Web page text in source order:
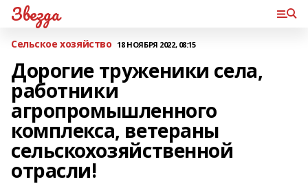
Звезда
Сельское хозяйство 18 НОЯБРЯ 2022, 08:15
Дорогие труженики села,
работники
агропромышленного
комплекса, ветераны
сельскохозяйственной
отрасли!